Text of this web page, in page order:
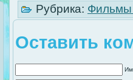
Рубрика: Фильмы
Оставить